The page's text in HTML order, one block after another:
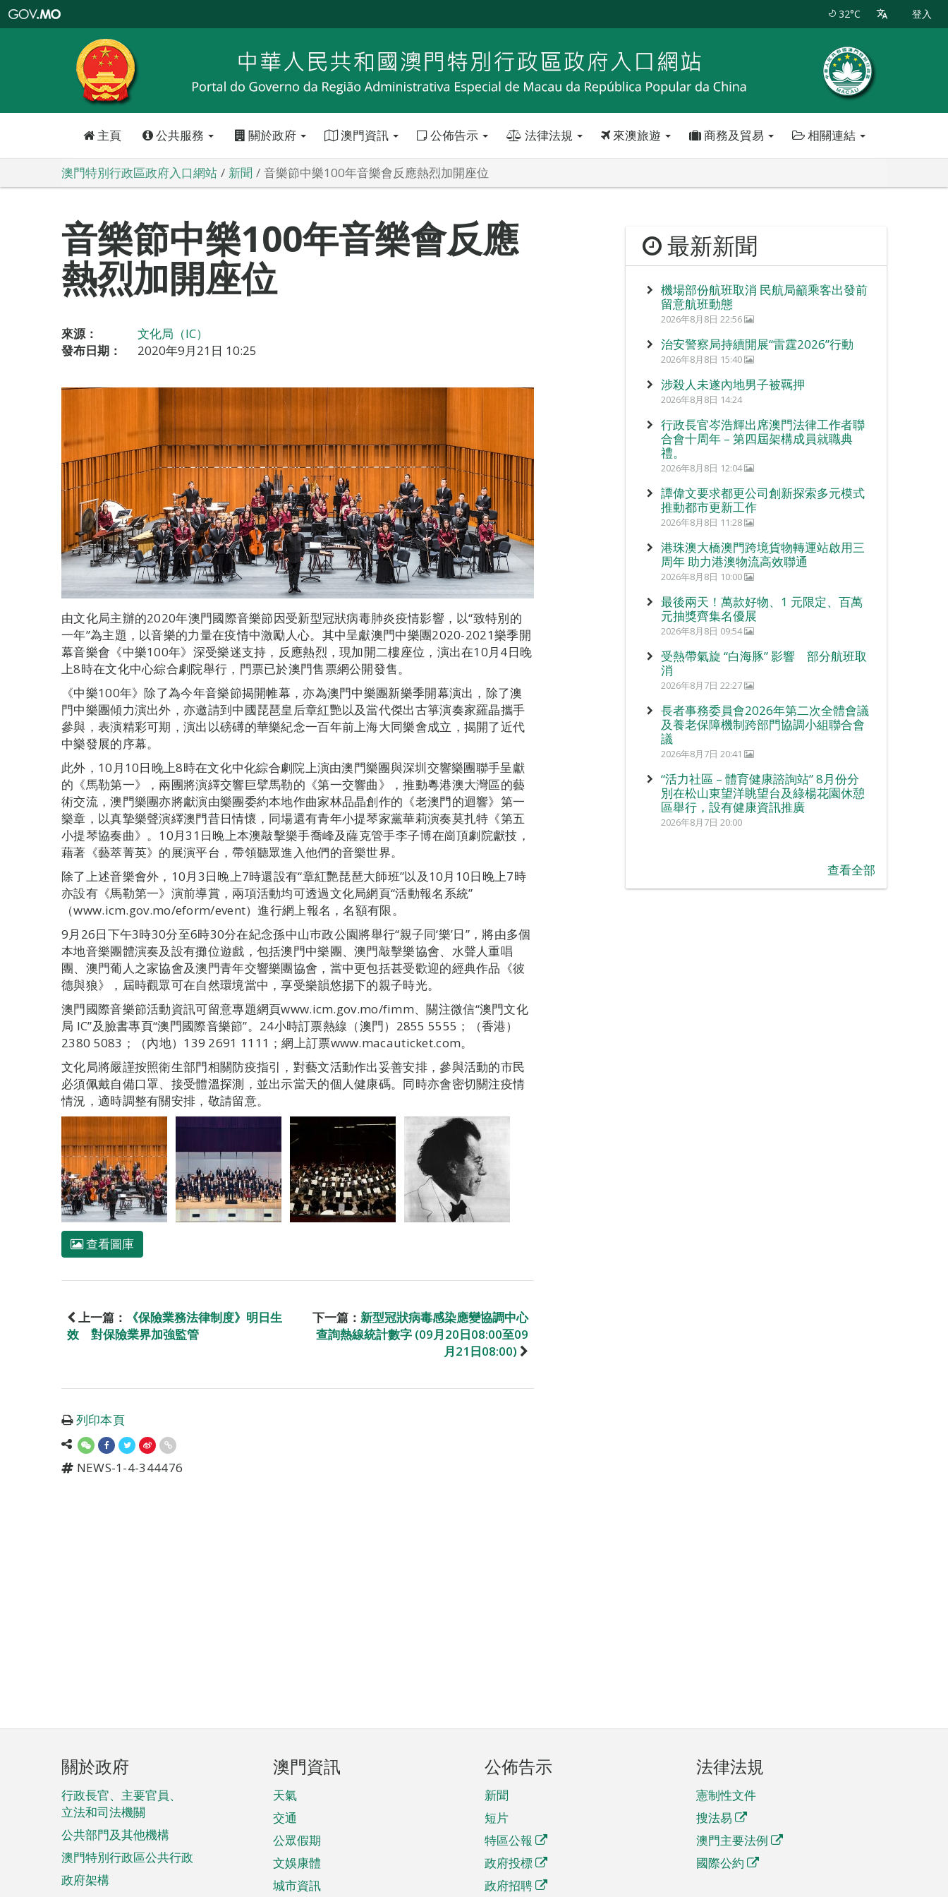
特
政
區
政
口
32°C 登入
主頁 公共服務 關於政府 澳門資訊 公佈告示 法律法規 來澳旅遊 商務及貿易 相關連結
澳門特別行政區政府入口網站 新聞 音樂節中樂100年音樂會反應熱烈加開座位
音樂節中樂100年音樂會反應
熱烈加開座位
來源：
文化局（IC）
發布日期：
2020年9月21日 10:25
由文化局主辦的2020年澳門國際音樂節因受新型冠狀病毒肺炎疫情影響，以“致特別的
一年”為主題，以音樂的力量在疫情中激勵人心。其中呈獻澳門中樂團2020-2021樂季開
幕音樂會《中樂100年》深受樂迷支持，反應熱烈，現加開二樓座位，演出在10月4日晚
上8時在文化中心綜合劇院舉行，門票已於澳門售票網公開發售。
《中樂100年》除了為今年音樂節揭開帷幕，亦為澳門中樂團新樂季開幕演出，除了澳
門中樂團傾力演出外，亦邀請到中國琵琶皇后章紅艷以及當代傑出古箏演奏家羅晶攜手
參與，表演精彩可期，演出以磅礡的華樂紀念一百年前上海大同樂會成立，揭開了近代
中樂發展的序幕。
此外，10月10日晚上8時在文化中化綜合劇院上演由澳門樂團與深圳交響樂團聯手呈獻
的《馬勒第一》，兩團將演繹交響巨擘馬勒的《第一交響曲》，推動粵港澳大灣區的藝
術交流，澳門樂團亦將獻演由樂團委約本地作曲家林品晶創作的《老澳門的迴響》第一
樂章，以真摯樂聲演繹澳門昔日情懷，同場還有青年小提琴家黨華莉演奏莫扎特《第五
小提琴協奏曲》。10月31日晚上本澳敲擊樂手喬峰及薩克管手李子博在崗頂劇院獻技，
藉著《藝萃菁英》的展演平台，帶領聽眾進入他們的音樂世界。
除了上述音樂會外，10月3日晚上7時還設有“章紅艷琵琶大師班”以及10月10日晚上7時
亦設有《馬勒第一》演前導賞，兩項活動均可透過文化局網頁“活動報名系統”
（www.icm.gov.mo/eform/event）進行網上報名，名額有限。
9月26日下午3時30分至6時30分在紀念孫中山巿政公園將舉行“親子同‘樂’日”，將由多個
本地音樂團體演奏及設有攤位遊戲，包括澳門中樂團、澳門敲擊樂協會、水聲人重唱
團、澳門葡人之家協會及澳門青年交響樂團協會，當中更包括甚受歡迎的經典作品《彼
德與狼》，屆時觀眾可在自然環境當中，享受樂韻悠揚下的親子時光。
澳門國際音樂節活動資訊可留意專題網頁www.icm.gov.mo/fimm、關注微信“澳門文化
局 IC”及臉書專頁“澳門國際音樂節”。24小時訂票熱線（澳門）2855 5555；（香港）
2380 5083；（內地）139 2691 1111；網上訂票www.macauticket.com。
文化局將嚴謹按照衛生部門相關防疫指引，對藝文活動作出妥善安排，參與活動的市民
必須佩戴自備口罩、接受體溫探測，並出示當天的個人健康碼。同時亦會密切關注疫情
情況，適時調整有關安排，敬請留意。
查看圖庫
上一篇：
《保險業務法律制度》明日生
效 對保險業界加強監管
下一篇： 新型冠狀病毒感染應變協調中心
查詢熱線統計數字 (09月20日08:00至09
月21日08:00)
列印本頁
NEWS-1-4-344476
最新新聞
機場部份航班取消 民航局籲乘客出發前
留意航班動態
2026年8月8日 22:56
治安警察局持續開展“雷霆2026”行動
2026年8月8日 15:40
涉殺人未遂內地男子被羈押
2026年8月8日 14:24
行政長官岑浩輝出席澳門法律工作者聯
合會十周年 – 第四屆架構成員就職典
禮。
2026年8月8日 12:04
譚偉文要求都更公司創新探索多元模式
推動都市更新工作
2026年8月8日 11:28
港珠澳大橋澳門跨境貨物轉運站啟用三
周年 助力港澳物流高效聯通
2026年8月8日 10:00
最後兩天！萬款好物、1 元限定、百萬
元抽獎齊集名優展
2026年8月8日 09:54
受熱帶氣旋 “白海豚” 影響 部分航班取
消
2026年8月7日 22:27
長者事務委員會2026年第二次全體會議
及養老保障機制跨部門協調小組聯合會
議
2026年8月7日 20:41
“活力社區 – 體育健康諮詢站” 8月份分
別在松山東望洋眺望台及綠楊花園休憩
區舉行，設有健康資訊推廣
2026年8月7日 20:00
查看全部
頁
腳
菜
單
關於政府
行政長官、主要官員、
立法和司法機關
公共部門及其他機構
澳門特別行政區公共行政
政府架構
澳門資訊
天氣
交通
公眾假期
文娛康體
城市資訊
公佈告示
新聞
短片
特區公報
政府投標
政府招聘
法律法規
憲制性文件
搜法易
澳門主要法例
國際公約